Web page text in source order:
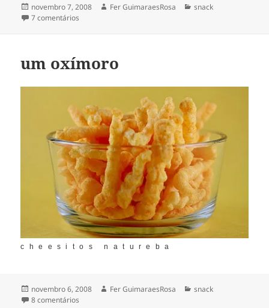
Publicado
em
novembro 7, 2008 Autor
Fer GuimaraesRosa Categorias
snack
7 comentários
um oxímoro
cheesitos natureba
Publicado
em
novembro 6, 2008 Autor
Fer GuimaraesRosa Categorias
snack
8 comentários